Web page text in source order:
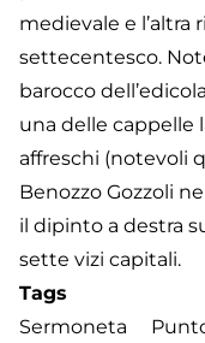
medievale e
settecentesco.
barocco
una delle cappelle
affreschi (notevoli
Benozzo Gozzoli
il dipinto a destra
sette vizi capitali.
Tags
Sermoneta